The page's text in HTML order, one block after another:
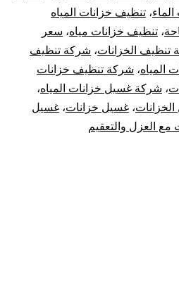
الأن
، تنظيف خزانات المياه
، تنظيف خزانات مياه، سعر
تنظيف الخزانات، شركة تنظيف
المياه، شركة تنظيف خزانات
، شركة غسيل خزانات المياه،
، غسيل خزانات، غسيل
العزل والتعقيم